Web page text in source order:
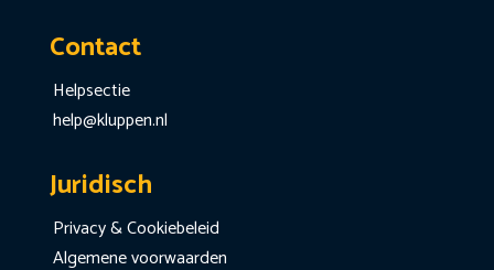
Contact
Helpsectie
help@kluppen.nl
Juridisch
Privacy & Cookiebeleid
Algemene voorwaarden